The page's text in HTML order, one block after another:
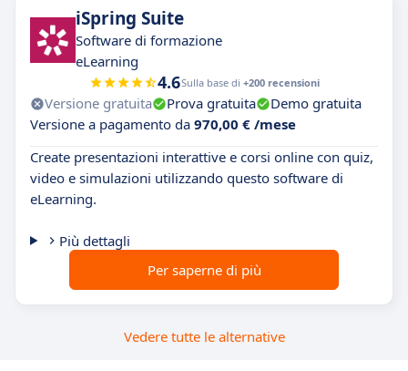
iSpring Suite
Software di formazione
eLearning
4.6Sulla base di +200 recensioni
Versione gratuita Prova gratuita
Demo gratuita
Versione a pagamento da 970,00 € /mese
Create presentazioni interattive e corsi online con quiz,
video e simulazioni utilizzando questo software di
eLearning.
Più dettagli
Per saperne di più
Vedere tutte le alternative